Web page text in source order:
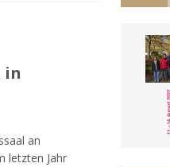
in
an
letzten Jahr